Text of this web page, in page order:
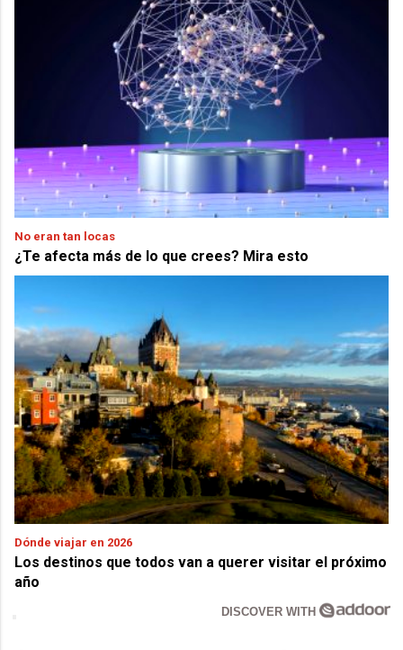
No eran tan locas
¿Te afecta más de lo que crees? Mira esto
Dónde viajar en 2026
Los destinos que todos van a querer visitar el próximo
año
DISCOVER WITH